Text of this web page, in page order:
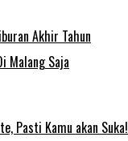
Akhir Tahun
Malang Saja
Pasti Kamu akan Suka!